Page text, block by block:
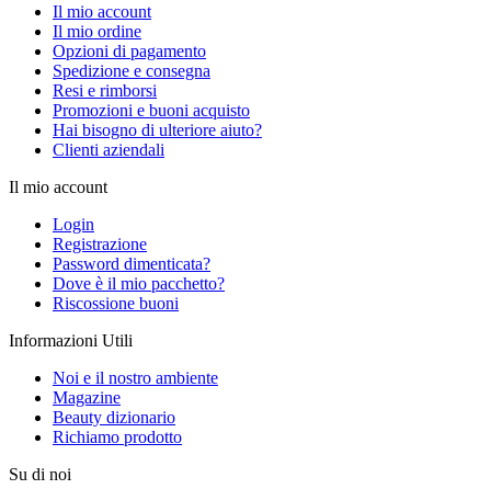
Il mio account
Il mio ordine
Opzioni di pagamento
Spedizione e consegna
Resi e rimborsi
Promozioni e buoni acquisto
Hai bisogno di ulteriore aiuto?
Clienti aziendali
Il mio account
Login
Registrazione
Password dimenticata?
Dove è il mio pacchetto?
Riscossione buoni
Informazioni Utili
Noi e il nostro ambiente
Magazine
Beauty dizionario
Richiamo prodotto
Su di noi